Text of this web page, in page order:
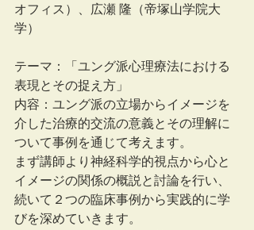
オフィス）、広瀬 隆（帝塚山学院大
学）
テーマ：「ユング派心理療法における
表現とその捉え方」
内容：ユング派の立場からイメージを
介した治療的交流の意義とその理解に
ついて事例を通じて考えます。
まず講師より神経科学的視点から心と
イメージの関係の概説と討論を行い、
続いて２つの臨床事例から実践的に学
びを深めていきます。